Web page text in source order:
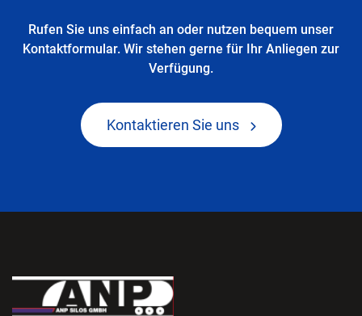
Rufen Sie uns einfach an oder nutzen bequem unser
Kontaktformular. Wir stehen gerne für Ihr Anliegen zur
Verfügung.
Kontaktieren Sie uns